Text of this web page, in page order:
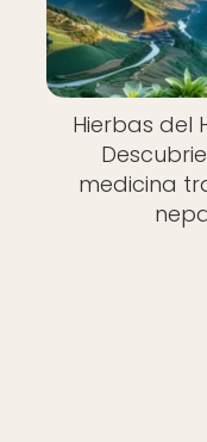
Hierbas del
medicina